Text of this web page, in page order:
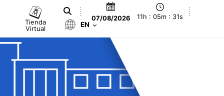
Tienda
Virtual
07/08/2026 11h : 05m : 32s
EN